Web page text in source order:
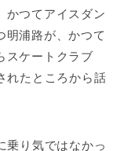
かつてアイスダン
明浦路が、かつて
スケートクラブ
れたところから話
乗り気ではなかっ